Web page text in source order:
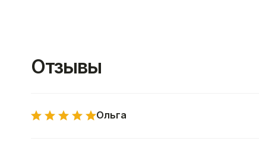
Отзывы
Ольга